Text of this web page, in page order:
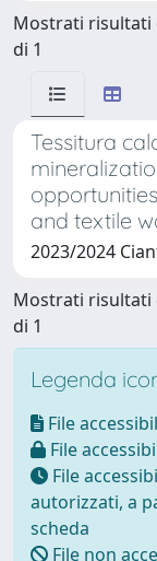
Mostrati risultati
di 1
Tessitura
and textile
2023/2024
Mostrati risultati
di 1
Legenda
File
File
File
autorizzati, a
scheda
File non